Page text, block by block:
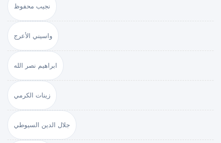
نجيب محفوظ
واسيني الأعرج
ابراهيم نصر الله
زينات الكرمي
جلال الدين السيوطي